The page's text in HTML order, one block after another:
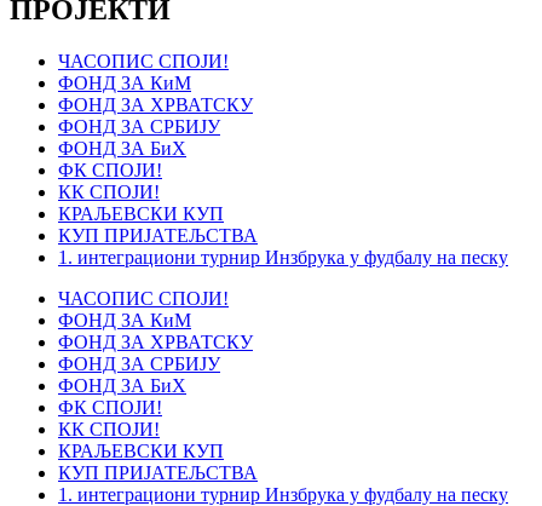
ПРОЈЕКТИ
ЧАСОПИС СПОЈИ!
ФОНД ЗА КиМ
ФОНД ЗА ХРВАТСКУ
ФОНД ЗА СРБИЈУ
ФОНД ЗА БиХ
ФК СПОЈИ!
КК СПОЈИ!
КРАЉЕВСКИ КУП
КУП ПРИЈАТЕЉСТВА
1. интеграциони турнир Инзбрука у фудбалу на песку
ЧАСОПИС СПОЈИ!
ФОНД ЗА КиМ
ФОНД ЗА ХРВАТСКУ
ФОНД ЗА СРБИЈУ
ФОНД ЗА БиХ
ФК СПОЈИ!
КК СПОЈИ!
КРАЉЕВСКИ КУП
КУП ПРИЈАТЕЉСТВА
1. интеграциони турнир Инзбрука у фудбалу на песку